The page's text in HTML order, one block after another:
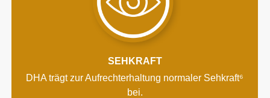
SEHKRAFT
DHA trägt zur Aufrechterhaltung normaler Sehkraft⁶
bei.